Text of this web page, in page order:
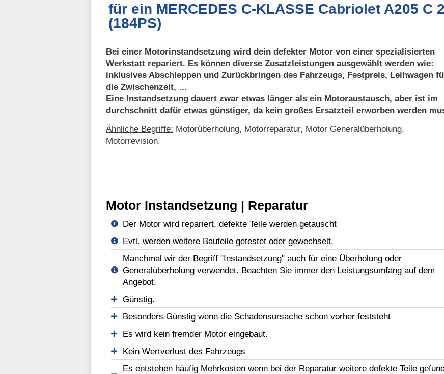
für ein MERCEDES C-KLASSE Cabriolet A205 C
(184PS)
Bei einer Motorinstandsetzung wird dein defekter Motor von einer spezialisierten
Werkstatt repariert. Es können diverse Zusatzleistungen ausgewählt werden wie:
inklusives Abschleppen und Zurückbringen des Fahrzeugs, Festpreis, Leihwagen
die Zwischenzeit, …
Eine Instandsetzung dauert zwar etwas länger als ein Motoraustausch, aber ist im
durchschnitt dafür etwas günstiger, da kein großes Ersatzteil erworben werden
Ähnliche Begriffe: Motorüberholung, Motorreparatur, Motor Generalüberholung,
Motorrevision.
Motor Instandsetzung | Reparatur
Der Motor wird repariert, defekte Teile werden getauscht
Evtl. werden weitere Bauteile getestet oder gewechselt.
Manchmal wir der Begriff "Instandsetzung" auch für eine Überholung oder
Generalüberholung verwendet. Beachten Sie immer den Leistungsumfang auf dem
Angebot.
Günstig.
Besonders Günstig wenn die Schadensursache schon vorher feststeht
Es wird kein fremder Motor eingebaut.
Kein Wertverlust des Fahrzeugs
Es entstehen häufig Mehrkosten wenn bei der Reparatur weitere defekte Teile